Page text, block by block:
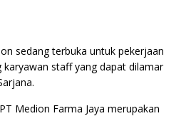
sedang terbuka untuk pekerjaan
staff yang dapat dilamar
Medion Farma Jaya merupakan